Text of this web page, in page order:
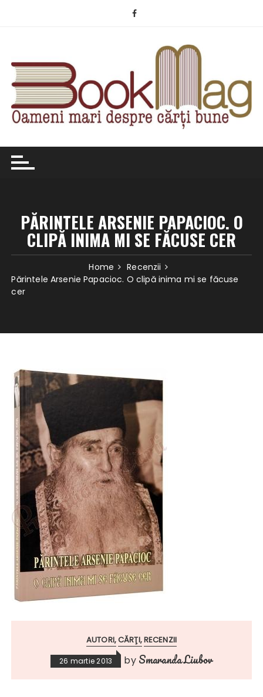
PĂRINTELE ARSENIE PAPACIOC. O
CLIPĂ INIMA MI SE FĂCUSE CER
Home
Recenzii
Părintele Arsenie Papacioc. O clipă inima mi se făcuse
cer
AUTORI CĂRŢI RECENZII
26 martie 2013 by Smaranda Liubov